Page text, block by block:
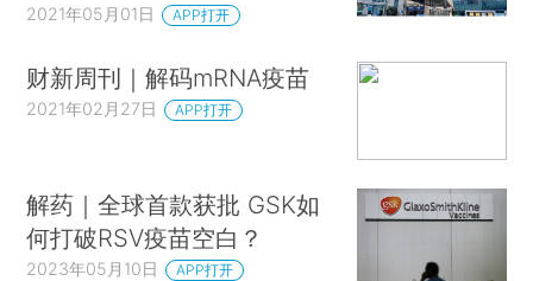
2021年05月01日 APP打开
财新周刊｜解码mRNA疫苗
2021年02月27日 APP打开
解药｜全球首款获批 GSK如
何打破RSV疫苗空白？
2023年05月10日 APP打开